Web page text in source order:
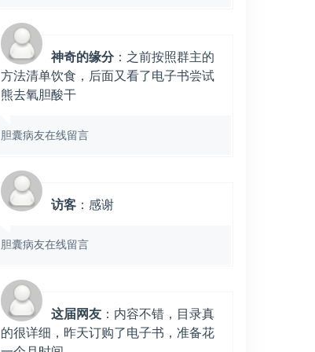
神奇的缘分：之前按照群主的
方法清单饮食，后面又看了电子书尝试
熊去氧胆酸干
胆囊病友在线留言
访客 ：感谢
胆囊病友在线留言
这届网友 ：内容不错，目录真
的很详细，昨天订购了电子书，准备花